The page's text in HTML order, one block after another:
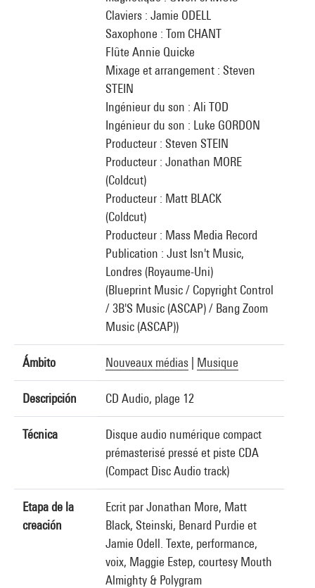
Claviers : Jamie ODELL
Saxophone : Tom CHANT
Flûte Annie Quicke
Mixage et arrangement : Steven
STEIN
Ingénieur du son : Ali TOD
Ingénieur du son : Luke GORDON
Producteur : Steven STEIN
Producteur : Jonathan MORE
(Coldcut)
Producteur : Matt BLACK
(Coldcut)
Producteur : Mass Media Record
Publication : Just Isn't Music,
Londres (Royaume-Uni)
(Blueprint Music / Copyright Control
/ 3B'S Music (ASCAP) / Bang Zoom
Music (ASCAP))
Ámbito Nouveaux médias Musique
Descripción CD Audio, plage 12
Técnica
Disque audio numérique compact
prémasterisé pressé et piste CDA
(Compact Disc Audio track)
Etapa de la
creación
Ecrit par Jonathan More, Matt
Black, Steinski, Benard Purdie et
Jamie Odell. Texte, performance,
voix, Maggie Estep, courtesy Mouth
Almighty & Polygram